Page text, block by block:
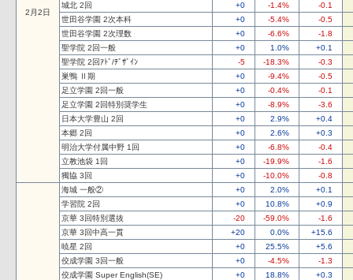
2月2日
城北 2回
+0 -1.4%
-0.1
世田谷学園 2次本科
+0 -5.4%
-0.5
世田谷学園 2次理数
+0 -6.6%
-1.8
聖学院 2回一般
+0 1.0%
+0.1
聖学院 2回ｱﾄﾞ/ﾃﾞｻﾞｲﾝ
-5 -18.3%
-0.3
巣鴨 Ⅱ期
+0 -9.4%
-0.5
足立学園 2回一般
+0 -0.4%
-0.1
足立学園 2回特別奨学生
+0 -8.9%
-3.6
日本大学豊山 2回
+0 2.9%
+0.4
本郷 2回
+0 2.6%
+0.3
明治大学付属中野 1回
+0 -6.8%
-0.4
立教池袋 1回
+0 -19.9%
-1.6
獨協 3回
+0 -10.0% -0.8
海城 一般② +0 2.0%
+0.1
学習院 2回
+0 10.8%
+0.9
京華 3回特別選抜
-20 -59.0%
-1.6
京華 3回中高一貫
+20 0.0%
+15.6
暁星 2回
+0 25.5%
+5.6
佼成学園 3回一般
+0 -4.5%
-1.3
佼成学園 Super English(SE)
+0 18.8%
+0.3